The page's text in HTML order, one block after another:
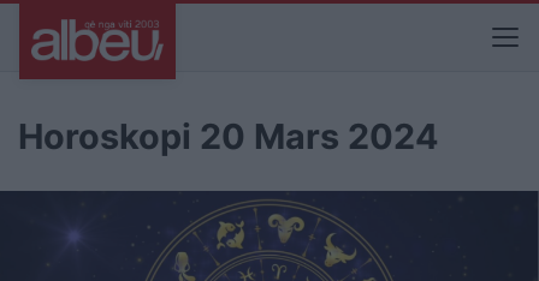
Horoskopi 20 Mars 2024